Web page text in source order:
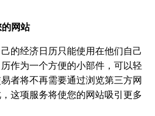
网站
的经济日历只能使用在他们自己
作为一个方便的小部件，可以轻
者将不再需要通过浏览第三方网
这项服务将使您的网站吸引更多